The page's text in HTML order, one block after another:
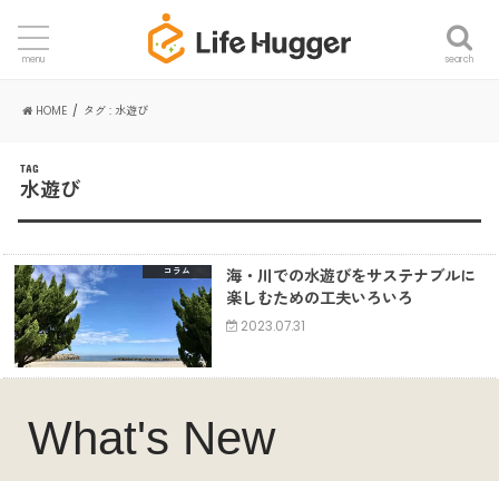
search
menu
HOME タグ : 水遊び
TAG
水遊び
コラム
海・川での水遊びをサステナブルに
楽しむための工夫いろいろ
2023.07.31
What's New